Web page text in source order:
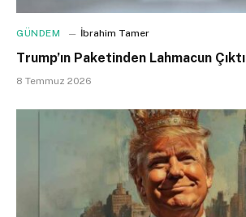
GÜNDEM İbrahim Tamer
Trump’ın Paketinden Lahmacun Çıktı
8 Temmuz 2026